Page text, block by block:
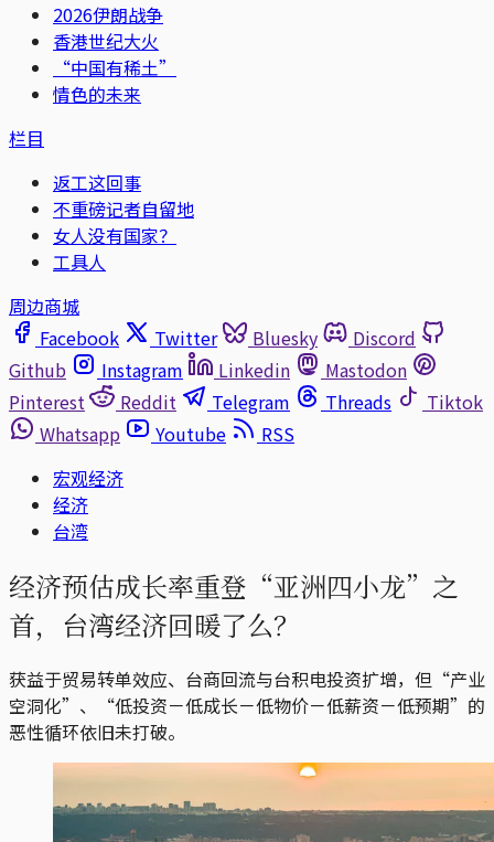
2026伊朗战争
香港世纪大火
“中国有稀土”
情色的未来
栏目
返工这回事
不重磅记者自留地
女人没有国家？
工具人
周边商城
Facebook
Twitter Bluesky
Discord
Github
Instagram Linkedin
Mastodon
Pinterest
Reddit Telegram Threads
Tiktok
Whatsapp
Youtube
RSS
宏观经济
经济
台湾
经济预估成长率重登“亚洲四小龙”之
首，台湾经济回暖了么？
获益于贸易转单效应、台商回流与台积电投资扩增，但“产业
空洞化”、“低投资－低成长－低物价－低薪资－低预期”的
恶性循环依旧未打破。